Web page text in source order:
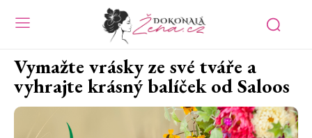
Vymažte vrásky ze své tváře a
vyhrajte krásný balíček od Saloos